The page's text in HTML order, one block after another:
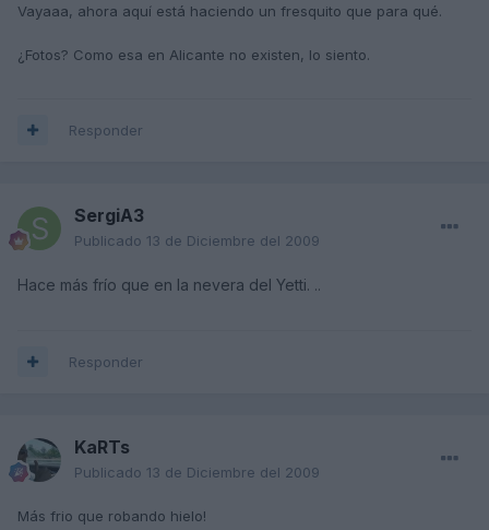
Vayaaa, ahora aquí está haciendo un fresquito que para qué.
¿Fotos? Como esa en Alicante no existen, lo siento.
Responder
SergiA3
Publicado 13 de Diciembre del 2009
Hace más frío que en la nevera del Yetti. ..
Responder
KaRTs
Publicado 13 de Diciembre del 2009
Más frio que robando hielo!